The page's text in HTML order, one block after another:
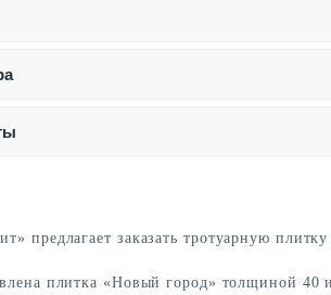
предлагает заказать тротуарную
плитка «Новый город» толщиной 40